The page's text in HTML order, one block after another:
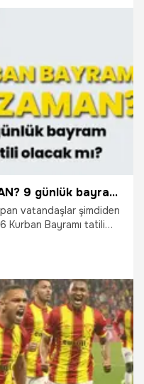
9 güne uzatılacak
Nuri Ersoy'un bu
KURBAN BAYRAMI NE ZAMAN? 9 günlük bayram tatili olacak mı? Kurban Bayramı tatili kaç gün 2026
vatandaşlar şimdiden
Kurban Bayramı tatili
tatili 9 gün olacak mı?
kısa ve net cevapları...